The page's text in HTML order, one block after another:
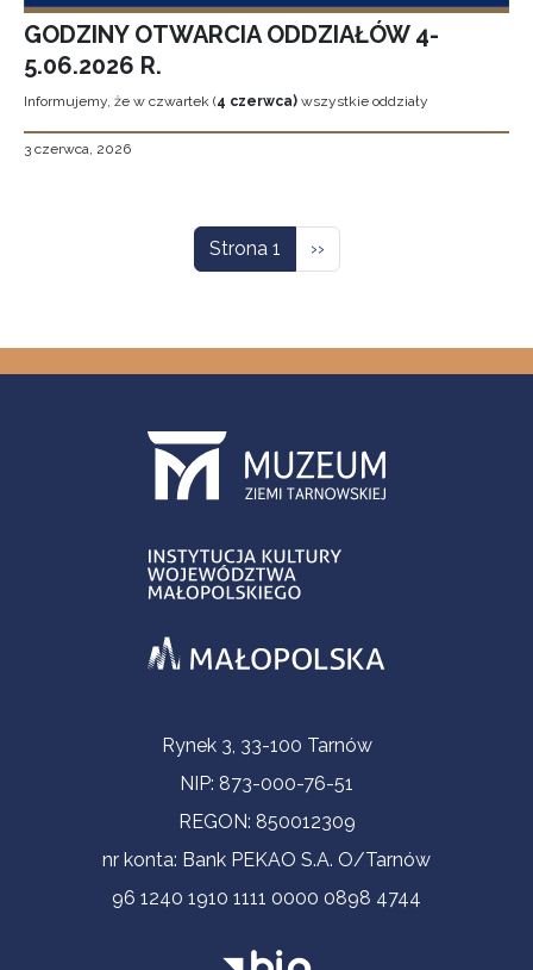
GODZINY OTWARCIA ODDZIAŁÓW 4-
5.06.2026 R.
Informujemy, że w czwartek (4 czerwca) wszystkie oddziały
3 czerwca, 2026
Strona 1 Następna strona
››
Informacje kontaktoweRynek 3, 33-100 Tarnów
NIP: 873-000-76-51
REGON: 850012309
nr konta: Bank PEKAO S.A. O/Tarnów
96 1240 1910 1111 0000 0898 4744